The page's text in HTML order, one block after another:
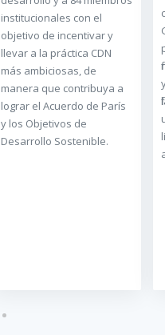
institucionales con el
objetivo de incentivar y
llevar a la práctica CDN
más ambiciosas, de
manera que contribuya a
lograr el Acuerdo de París
y los Objetivos de
Desarrollo Sostenible.